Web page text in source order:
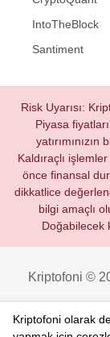
IntoTheBlock
Santiment
Risk Uyarısı:
Piyasa
Kaldıraçlı
önce finansal
dikkatlice
bilgi amaçlı
Doğabilecek
Kriptofoni ©
Kriptofoni olarak